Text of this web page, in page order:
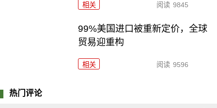
相关 阅读 9845
99%美国进口被重新定价，全球
贸易迎重构
相关 阅读 9596
热门评论